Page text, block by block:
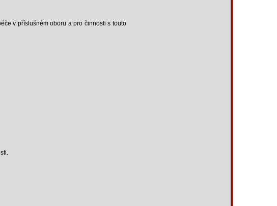
v příslušném oboru a pro činnosti s touto